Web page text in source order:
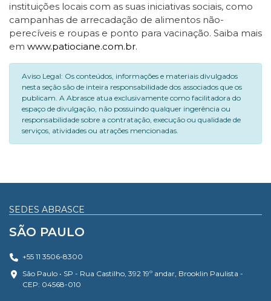
instituições locais com as suas iniciativas sociais, como
campanhas de arrecadação de alimentos não-
perecíveis e roupas e ponto para vacinação. Saiba mais
em www.patiociane.com.br.
Aviso Legal: Os conteúdos, informações e materiais divulgados
nesta seção são de inteira responsabilidade dos associados que os
publicam. A Abrasce atua exclusivamente como facilitadora do
espaço de divulgação, não possuindo qualquer ingerência ou
responsabilidade sobre a contratação, execução ou qualidade de
serviços, atividades ou atrações mencionadas.
SEDES ABRASCE
SÃO PAULO
+55 11 3506-8300
São Paulo • SP - Rua Castilho, 392 19º andar, Brooklin Paulista -
CEP: 04568-010